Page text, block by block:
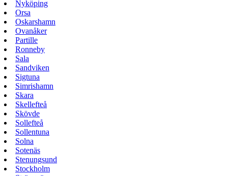
Nyköping
Orsa
Oskarshamn
Ovanåker
Partille
Ronneby
Sala
Sandviken
Sigtuna
Simrishamn
Skara
Skellefteå
Skövde
Sollefteå
Sollentuna
Solna
Sotenäs
Stenungsund
Stockholm